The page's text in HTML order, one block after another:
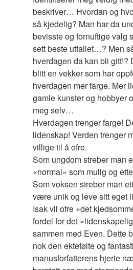
beskriver… Hvordan og
så kjedelig? Man har da
bevisste og fornuftige valg
sett beste utfallet…? Men
hverdagen da kan bli gitt!?
blitt en vekker som har
hverdagen mer farge. Mer
gamle kunster og hobbyer
meg selv…
Hverdagen trenger farge!
lidenskap! Verden trenger
villige til å ofre.
Som ungdom streber man
«normal» som mulig og
Som voksen streber man
være unik og leve sitt eget
Isak vil ofre «det
fordel for det
sammen med Even. Dette
nok den ektefølte og
manusforfatterens hjerte